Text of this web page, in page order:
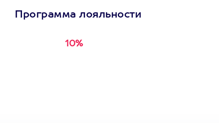
Программа лояльности
10%